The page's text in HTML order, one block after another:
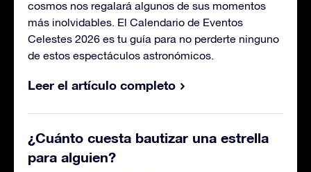
cosmos nos regalará algunos de sus momentos
más inolvidables. El Calendario de Eventos
Celestes 2026 es tu guía para no perderte ninguno
de estos espectáculos astronómicos.
Leer el artículo completo
¿Cuánto cuesta bautizar una estrella
para alguien?